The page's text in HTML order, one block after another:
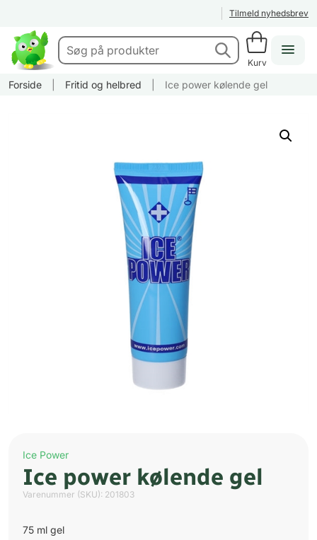
Tilmeld nyhedsbrev
Kurv
Forside Fritid og helbred Ice power kølende gel
Ice Power
Ice power kølende gel
Varenummer (SKU): 201803
75 ml gel